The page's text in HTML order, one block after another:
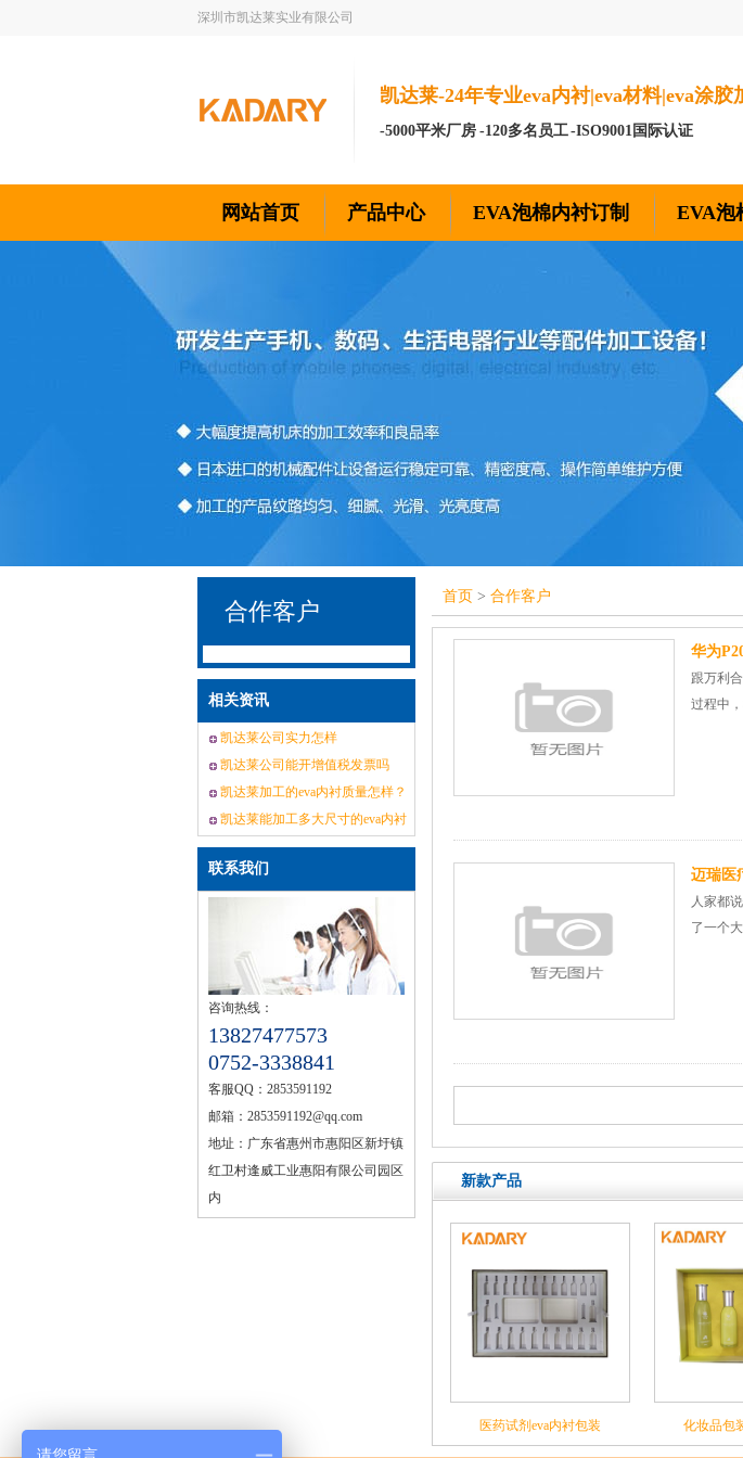
深圳市凯达莱实业有限公司
凯达莱-24年专业eva内衬|eva材料|eva涂胶
-5000平米厂房 -120多名员工 -ISO9001国际认证
网站首页 产品中心 EVA泡棉内衬订制 EVA泡
联系我们 凯达莱公司 公司实力
合作客户
相关资讯
凯达莱公司实力怎样
凯达莱公司能开增值税发票吗
凯达莱加工的eva内衬质量怎样？
凯达莱能加工多大尺寸的eva内衬
联系我们
咨询热线：
13827477573
0752-3338841
客服QQ： 2853591192
邮箱： 2853591192@qq.com
地址： 广东省惠州市惠阳区新圩镇
红卫村逢威工业惠阳有限公司园区
内
首页 > 合作客户
华为
跟万利
过程中
迈瑞医
人家都
了一个
新款产品
医药试剂eva内衬包装 化妆品包